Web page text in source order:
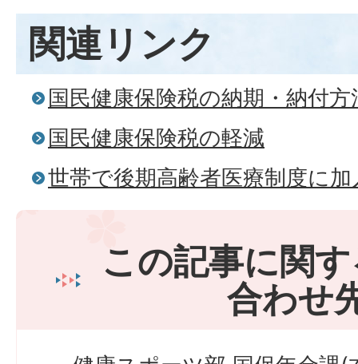
関連リンク
国民健康保険税の納期・納付方
国民健康保険税の軽減
世帯で後期高齢者医療制度に
この記事に関
合わせ